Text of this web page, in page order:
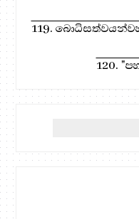
119.
120.